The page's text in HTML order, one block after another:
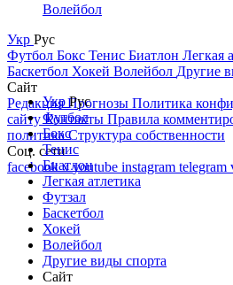
Волейбол
Укр Рус
Футбол Бокс Тенис Биатлон Легкая
Баскетбол Хокей Волейбол Другие
Сайт
РедакцияПрогнозы Политика
сайтуКонтакты Правила
политикаСтруктура собственности
Соц. сети
facebookxyoutube instagram telegram
УкрРус
Футбол
Бокс
Тенис
Биатлон
Легкая атлетика
Футзал
Баскетбол
Хокей
Волейбол
Другие виды спорта
Сайт